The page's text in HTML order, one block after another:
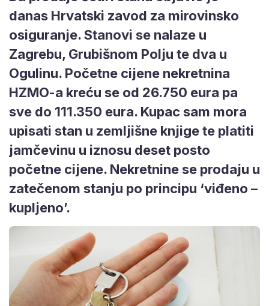
danas Hrvatski zavod za mirovinsko
osiguranje. Stanovi se nalaze u
Zagrebu, Grubišnom Polju te dva u
Ogulinu. Početne cijene nekretnina
HZMO-a kreću se od 26.750 eura pa
sve do 111.350 eura. Kupac sam mora
upisati stan u zemljišne knjige te platiti
jamčevinu u iznosu deset posto
početne cijene. Nekretnine se prodaju u
zatečenom stanju po principu ‘viđeno –
kupljeno’.